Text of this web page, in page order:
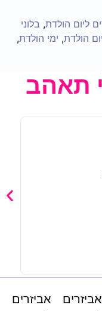
ליום הולדת, בלוני
הולדת, ימי הולדת,
תאהב
₪
אביזרים
אביזרים